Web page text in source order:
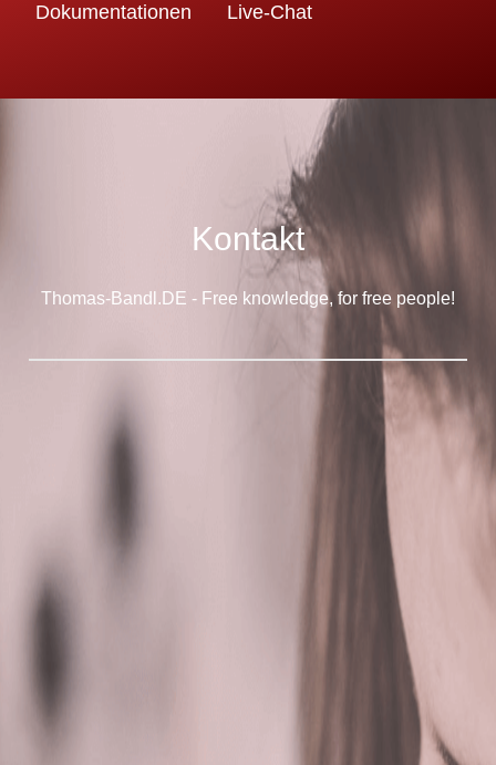
Dokumentationen Live-Chat
Kontakt
Thomas-Bandl.DE - Free knowledge, for free people!